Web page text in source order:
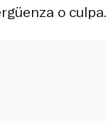
o culpa.